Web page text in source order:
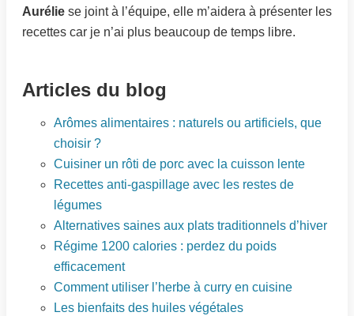
Aurélie se joint à l’équipe, elle m’aidera à présenter les
recettes car je n’ai plus beaucoup de temps libre.
Articles du blog
Arômes alimentaires : naturels ou artificiels, que
choisir ?
Cuisiner un rôti de porc avec la cuisson lente
Recettes anti-gaspillage avec les restes de
légumes
Alternatives saines aux plats traditionnels d’hiver
Régime 1200 calories : perdez du poids
efficacement
Comment utiliser l’herbe à curry en cuisine
Les bienfaits des huiles végétales